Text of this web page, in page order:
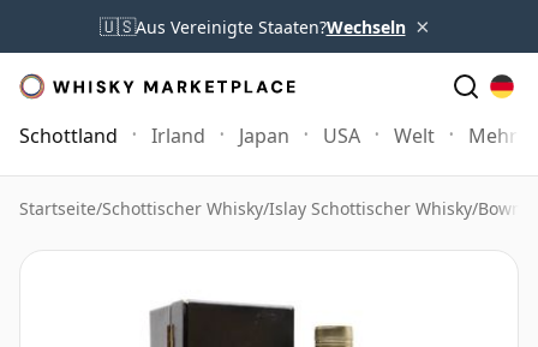
🇺🇸Aus Vereinigte Staaten?Wechseln ×
Schottland Irland Japan USA Welt Mehr
Startseite/Schottischer Whisky/Islay Schottischer Whisky/